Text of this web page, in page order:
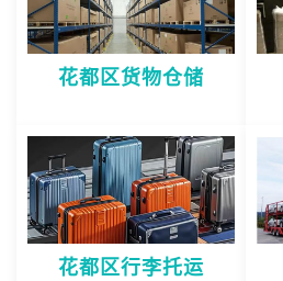
花都区货物仓储
花都区行李托运